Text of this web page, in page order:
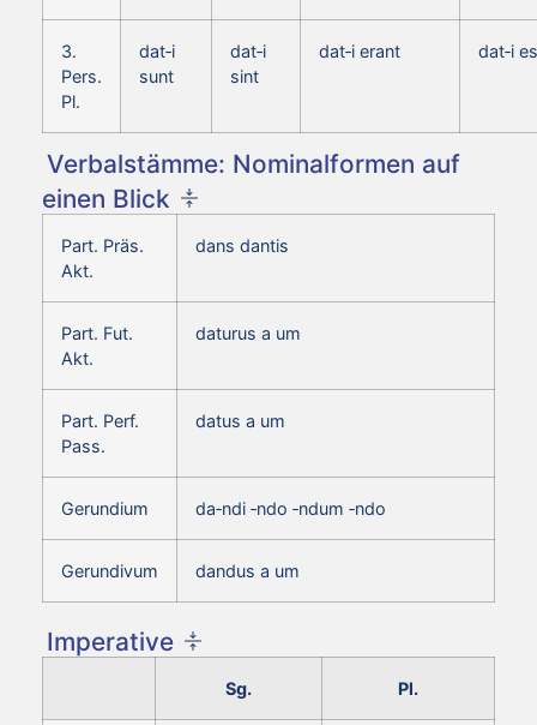
3.
Pers.
Pl.
dat‑i
sunt
dat‑i
sint
dat‑i erant dat‑i
Verbalstämme: Nominalformen auf
einen Blick
Part. Präs.
Akt.
dans dantis
Part. Fut.
Akt.
daturus a um
Part. Perf.
Pass.
datus a um
Gerundium da‑ndi ‑ndo ‑ndum ‑ndo
Gerundivum dandus a um
Imperative
Sg. Pl.